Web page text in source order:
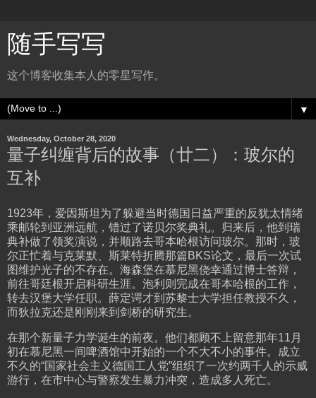
随手写写
这个博客收集本人的零星写作。
▼
Wednesday, October 28, 2020
量子纠缠背后的故事（廿二）：玻尔的
互补
1923年，爱因斯坦为了躲避当时德国日益严重的反犹太情绪
乘邮轮到亚洲远航，错过了诺贝尔奖典礼。归来后，他到瑞
典补做了领奖演说，并顺路去哥本哈根访问玻尔。那时，玻
尔正忙着与克莱默、斯莱特折腾那篇BKS论文，最后一次试
图维护光子的不存在。海森堡在慕尼黑侥幸通过博士答辩，
前往哥廷根开启科研生涯。泡利则完成在哥本哈根的工作，
转去汉堡大学任职。薛定谔才到苏黎士大学担任教授不久，
而狄拉克还是刚刚来到剑桥的研究生。
在那个新量子力学诞生的前夜。他们都顾不上留意那年11月
初在慕尼黑一间啤酒馆中开始的一个不大不小的事件。成立
不久的“国家社会主义德国工人党”组织了一次约两千人的示威
游行，在市中心与警察发生暴力冲突，造成多人死亡。